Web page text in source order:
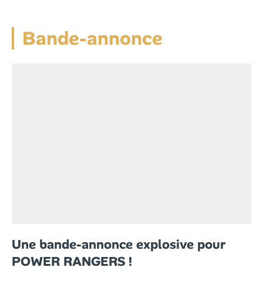
Bande-annonce
Une bande-annonce explosive pour
POWER RANGERS !